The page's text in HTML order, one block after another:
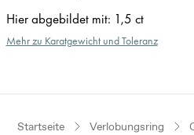
Hier abgebildet mit: 1,5 ct
Mehr zu Karatgewicht und Toleranz
Startseite Verlobungsring